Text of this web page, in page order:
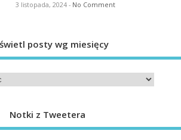
3 listopada, 2024- No Comment
posty wg miesięcy
Notki z Tweetera